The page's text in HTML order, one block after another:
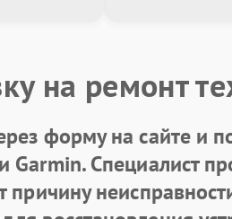
на ремонт
форму на сайте и
Garmin. Специалист
причину